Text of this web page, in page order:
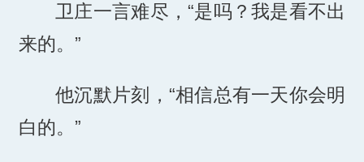
卫庄一言难尽，“是吗？我是看不出
来的。”
他沉默片刻，“相信总有一天你会明
白的。”